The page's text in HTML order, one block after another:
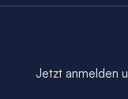
Jetzt anmelden